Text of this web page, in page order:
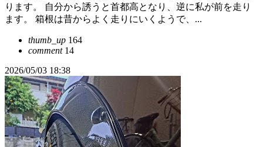
ります。 自分から誘うと首都高となり、逆に私が前を走り
ます。 箱根は昔からよく走りにいくようで、...
thumb_up 164
comment14
2026/05/03 18:38